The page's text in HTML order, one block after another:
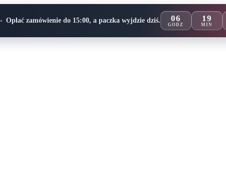
Opłać zamówienie do 15:00, a paczka wyjdzie dziś. 06
GODZ
19
MIN